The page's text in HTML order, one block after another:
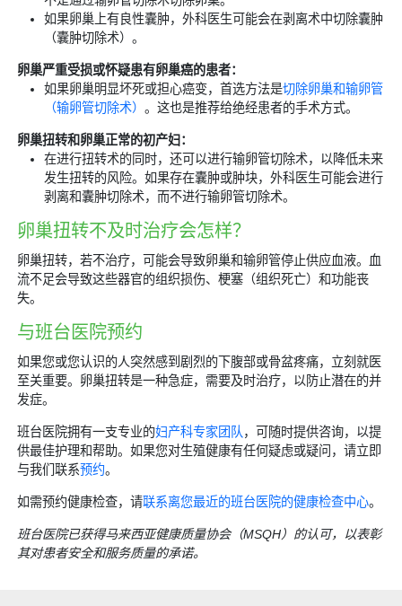
如果卵巢上有良性囊肿，外科医生可能会在剥离术中切除囊肿
（囊肿切除术）。
卵巢严重受损或怀疑患有卵巢癌的患者：
如果卵巢明显坏死或担心癌变，首选方法是切除卵巢和输卵管
（输卵管切除术） 。这也是推荐给绝经患者的手术方式。
卵巢扭转和卵巢正常的初产妇：
在进行扭转术的同时，还可以进行输卵管切除术，以降低未来
发生扭转的风险。如果存在囊肿或肿块，外科医生可能会进行
剥离和囊肿切除术，而不进行输卵管切除术。
卵巢扭转不及时治疗会怎样？
卵巢扭转，若不治疗，可能会导致卵巢和输卵管停止供应血液。血
流不足会导致这些器官的组织损伤、梗塞（组织死亡）和功能丧
失。
与班台医院预约
如果您或您认识的人突然感到剧烈的下腹部或骨盆疼痛，立刻就医
至关重要。卵巢扭转是一种急症，需要及时治疗，以防止潜在的并
发症。
班台医院拥有一支专业的妇产科专家团队 ，可随时提供咨询，以提
供最佳护理和帮助。如果您对生殖健康有任何疑虑或疑问，请立即
与我们联系预约。
如需预约健康检查，请联系离您最近的班台医院的健康检查中心。
班台医院已获得马来西亚健康质量协会（MSQH）的认可，以表彰
其对患者安全和服务质量的承诺。